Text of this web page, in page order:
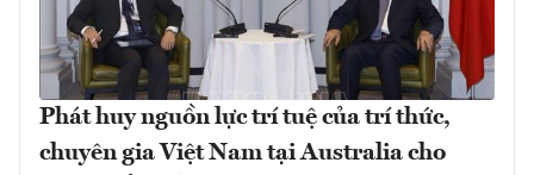
Phát huy nguồn lực trí tuệ của trí thức,
chuyên gia Việt Nam tại Australia cho